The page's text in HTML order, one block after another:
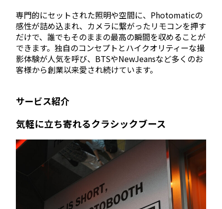
専門的にセットされた照明や空間に、Photomaticの
感性が詰め込まれ、カメラに繋がったリモコンを押す
だけで、誰でもそのままの最高の瞬間を収めることが
できます。独自のコンセプトとハイクオリティーな撮
影体験が人気を呼び、BTSやNewJeansなど多くのお
客様から創業以来愛され続けています。
サービス紹介
気軽に立ち寄れるクラシックブース